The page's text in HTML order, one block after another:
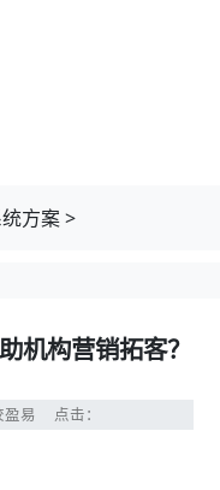
方案>
机构营销拓客？
盈易 点击：